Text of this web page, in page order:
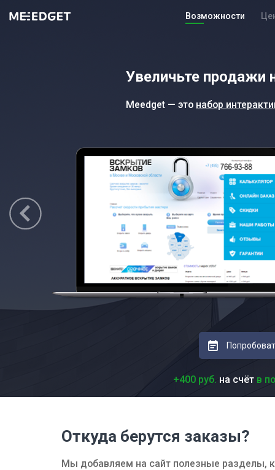
Возможности
Увеличьте продажи
Meedget — это набор
+400 руб. на счёт в
Откуда берутся заказы?
Мы добавляем на сайт полезные разделы,